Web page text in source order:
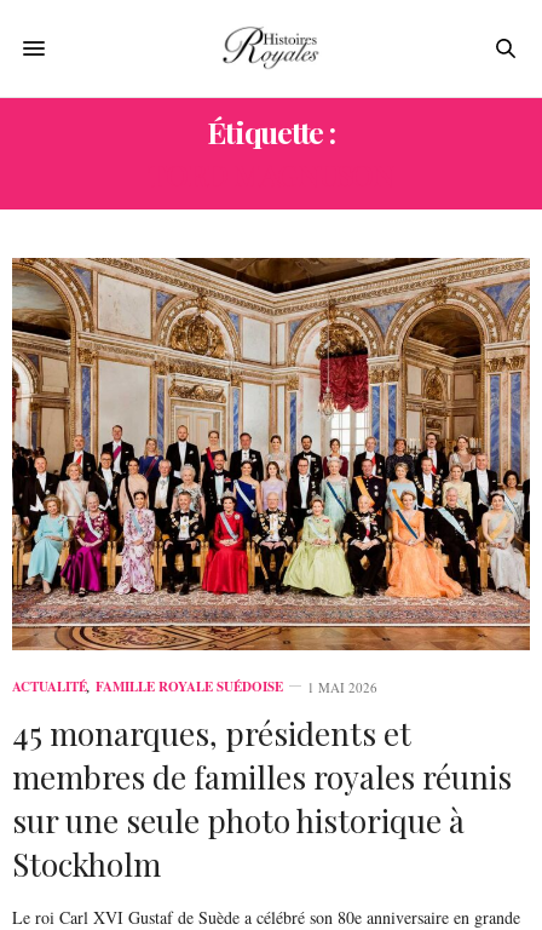
Étiquette :
ACTUALITÉ, FAMILLE ROYALE SUÉDOISE 1 MAI 2026
45 monarques, présidents et
membres de familles royales réunis
sur une seule photo historique à
Stockholm
Le roi Carl XVI Gustaf de Suède a célébré son 80e anniversaire en grande